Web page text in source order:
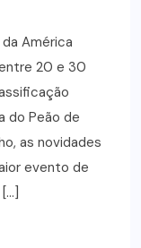
América
20 e 30
do Peão de
as novidades
evento de